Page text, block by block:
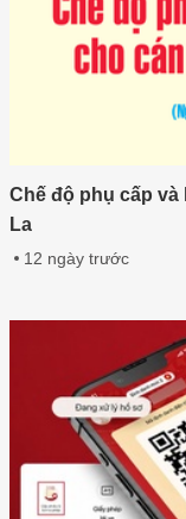
Chế độ phụ cấp
La
12 ngày trước